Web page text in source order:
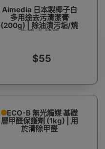
Aimedia 日本製椰子白
多用途去污清潔膏
(200g) | 除油漬污垢/燒
焦漬/生鏽漬
$55
ECO-B 無光觸媒 基礎
層甲醛保護劑 (1kg) | 用
於清除甲醛